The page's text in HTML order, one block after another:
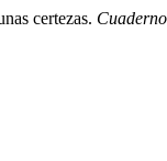
certezas.